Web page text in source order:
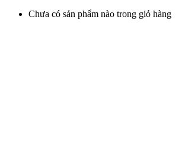
Chưa có sản phẩm nào trong giỏ hàng